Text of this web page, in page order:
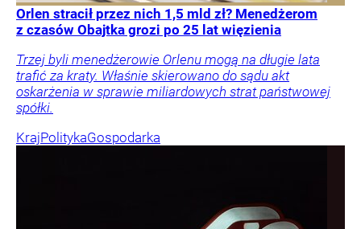
Orlen stracił przez nich 1,5 mld zł? Menedżerom
z czasów Obajtka grozi po 25 lat więzienia
Trzej byli menedżerowie Orlenu mogą na długie lata
trafić za kraty. Właśnie skierowano do sądu akt
oskarżenia w sprawie miliardowych strat państwowej
spółki.
KrajPolitykaGospodarka